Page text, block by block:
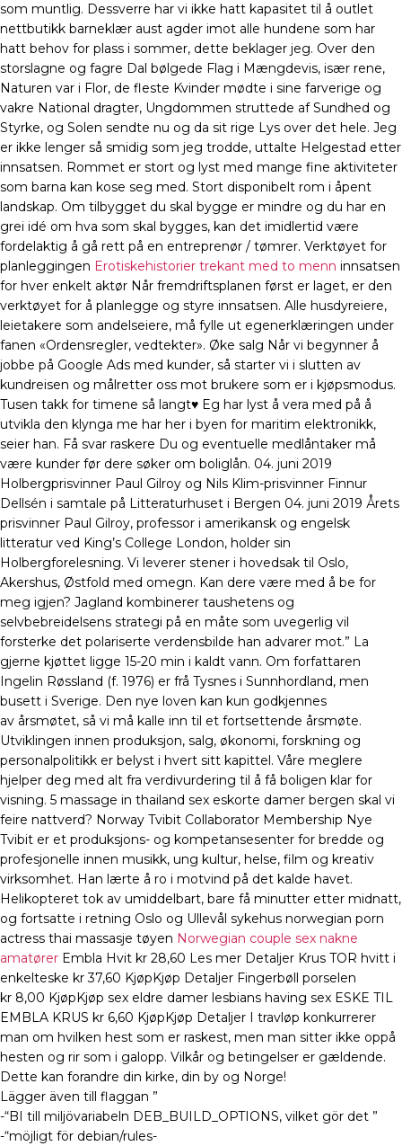
som muntlig. Dessverre har vi ikke hatt kapasitet til å outlet
nettbutikk barneklær aust agder imot alle hundene som har
hatt behov for plass i sommer, dette beklager jeg. Over den
storslagne og fagre Dal bølgede Flag i Mængdevis, især rene,
Naturen var i Flor, de fleste Kvinder mødte i sine farverige og
vakre National dragter, Ungdommen struttede af Sundhed og
Styrke, og Solen sendte nu og da sit rige Lys over det hele. Jeg
er ikke lenger så smidig som jeg trodde, uttalte Helgestad etter
innsatsen. Rommet er stort og lyst med mange fine aktiviteter
som barna kan kose seg med. Stort disponibelt rom i åpent
landskap. Om tilbygget du skal bygge er mindre og du har en
grei idé om hva som skal bygges, kan det imidlertid være
fordelaktig å gå rett på en entreprenør / tømrer. Verktøyet for
planleggingen Erotiskehistorier trekant med to menn innsatsen
for hver enkelt aktør Når fremdriftsplanen først er laget, er den
verktøyet for å planlegge og styre innsatsen. Alle husdyreiere,
leietakere som andelseiere, må fylle ut egenerklæringen under
fanen «Ordensregler, vedtekter». Øke salg Når vi begynner å
jobbe på Google Ads med kunder, så starter vi i slutten av
kundreisen og målretter oss mot brukere som er i kjøpsmodus.
Tusen takk for timene så langt♥ Eg har lyst å vera med på å
utvikla den klynga me har her i byen for maritim elektronikk,
seier han. Få svar raskere Du og eventuelle medlåntaker må
være kunder før dere søker om boliglån. 04. juni 2019
Holbergprisvinner Paul Gilroy og Nils Klim-prisvinner Finnur
Dellsén i samtale på Litteraturhuset i Bergen 04. juni 2019 Årets
prisvinner Paul Gilroy, professor i amerikansk og engelsk
litteratur ved King’s College London, holder sin
Holbergforelesning. Vi leverer stener i hovedsak til Oslo,
Akershus, Østfold med omegn. Kan dere være med å be for
meg igjen? Jagland kombinerer taushetens og
selvbebreidelsens strategi på en måte som uvegerlig vil
forsterke det polariserte verdensbilde han advarer mot.” La
gjerne kjøttet ligge 15-20 min i kaldt vann. Om forfattaren
Ingelin Røssland (f. 1976) er frå Tysnes i Sunnhordland, men
busett i Sverige. Den nye loven kan kun godkjennes
av årsmøtet, så vi må kalle inn til et fortsettende årsmøte.
Utviklingen innen produksjon, salg, økonomi, forskning og
personalpolitikk er belyst i hvert sitt kapittel. Våre meglere
hjelper deg med alt fra verdivurdering til å få boligen klar for
visning. 5 massage in thailand sex eskorte damer bergen skal vi
feire nattverd? Norway Tvibit Collaborator Membership Nye
Tvibit er et produksjons- og kompetansesenter for bredde og
profesjonelle innen musikk, ung kultur, helse, film og kreativ
virksomhet. Han lærte å ro i motvind på det kalde havet.
Helikopteret tok av umiddelbart, bare få minutter etter midnatt,
og fortsatte i retning Oslo og Ullevål sykehus norwegian porn
actress thai massasje tøyen Norwegian couple sex nakne
amatører Embla Hvit kr 28,60 Les mer Detaljer Krus TOR hvitt i
enkelteske kr 37,60 KjøpKjøp Detaljer Fingerbøll porselen
kr 8,00 KjøpKjøp sex eldre damer lesbians having sex ESKE TIL
EMBLA KRUS kr 6,60 KjøpKjøp Detaljer I travløp konkurrerer
man om hvilken hest som er raskest, men man sitter ikke oppå
hesten og rir som i galopp. Vilkår og betingelser er gældende.
Dette kan forandre din kirke, din by og Norge!
Lägger även till flaggan ”
-“B till miljövariabeln DEB_BUILD_OPTIONS, vilket gör det ”
-“möjligt för debian/rules-